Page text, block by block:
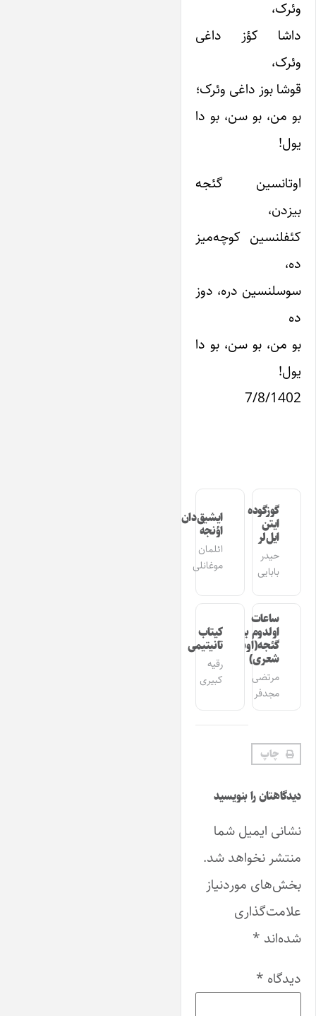
وئرک،
داشا کؤز داغی
وئرک،
قوشا بوز داغی وئرک؛
بو من، بو سن، بو دا
یول!
اوتانسین گئجه
بیزدن،
کئفلنسین کوچه‌میز
ده،
سوسلنسین دره، دوز
ده
بو من، بو سن، بو دا
یول!
7/8/1402
گوزگوده
ایتن
ایل‌لر
حیدر
بابایی
ایشیق‌دان
اؤنجه
ائلمان
موغانلی
ساعات
اولدوم بیر
گئجه(اوشاق
شعری)
مرتضی
مجدفر
کیتاب
تانیتیمی
رقیه
کبیری
چاپ
دیدگاهتان را بنویسید
نشانی ایمیل شما
منتشر نخواهد شد.
بخش‌های موردنیاز
علامت‌گذاری
شده‌اند *
دیدگاه *